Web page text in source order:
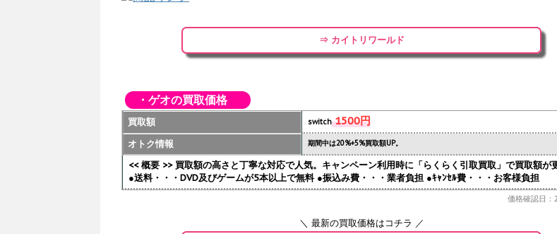
⇒ カイトリワールド
・ゲオの買取価格
買取額 switch1500円
オトク情報 期間中は20%+5%買取額UP。
<< 概要 >> 買取額の高さと丁寧な対応で人気。キャンペーン利用時に「らくらく引取買取」で買取額が
●送料・・・DVD及びゲームが5本以上で無料 ●振込み費・・・業者負担 ●ｷｬﾝｾﾙ費・・・お客様負担
価格確認日
＼ 最新の買取価格はコチラ ／